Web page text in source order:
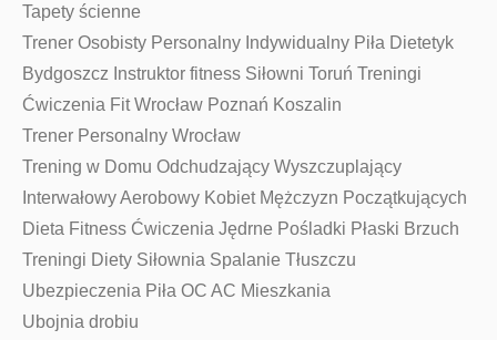
Tapety ścienne
Trener Osobisty Personalny Indywidualny Piła Dietetyk
Bydgoszcz Instruktor fitness Siłowni Toruń Treningi
Ćwiczenia Fit Wrocław Poznań Koszalin
Trener Personalny Wrocław
Trening w Domu Odchudzający Wyszczuplający
Interwałowy Aerobowy Kobiet Mężczyzn Początkujących
Dieta Fitness Ćwiczenia Jędrne Pośladki Płaski Brzuch
Treningi Diety Siłownia Spalanie Tłuszczu
Ubezpieczenia Piła OC AC Mieszkania
Ubojnia drobiu